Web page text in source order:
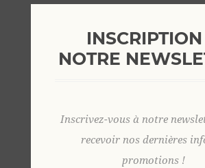
NOTRE
Inscrivez-vous à notre
recevoir nos dernières
promotions !